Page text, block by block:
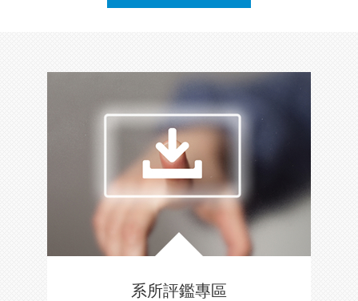
系所評鑑專區